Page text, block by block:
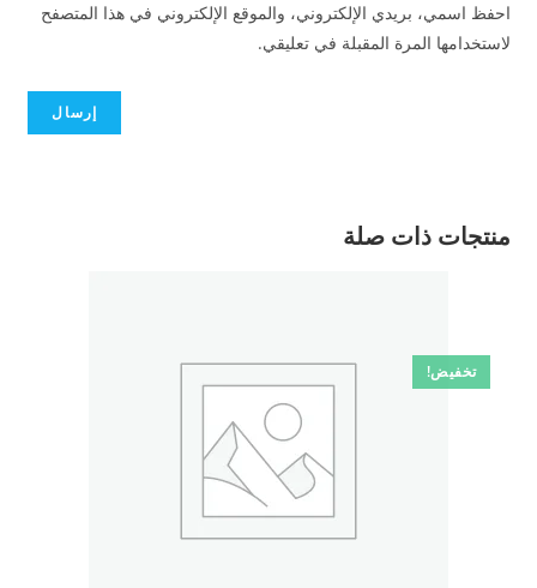
احفظ اسمي، بريدي الإلكتروني، والموقع الإلكتروني في هذا المتصفح
لاستخدامها المرة المقبلة في تعليقي.
منتجات ذات صلة
تخفيض!